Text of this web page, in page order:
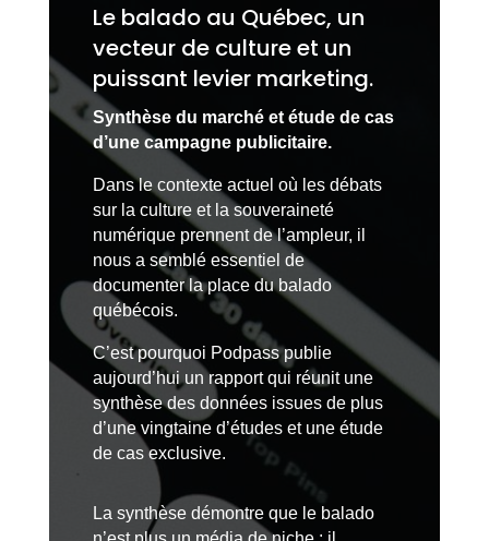
Le balado au Québec, un
vecteur de culture et un
puissant levier marketing.
Synthèse du marché et étude de cas
d’une campagne publicitaire.
Dans le contexte actuel où les débats
sur la culture et la souveraineté
numérique prennent de l’ampleur, il
nous a semblé essentiel de
documenter la place du balado
québécois.
C’est pourquoi Podpass publie
aujourd’hui un rapport qui réunit une
synthèse des données issues de plus
d’une vingtaine d’études et une étude
de cas exclusive.
La synthèse démontre que le balado